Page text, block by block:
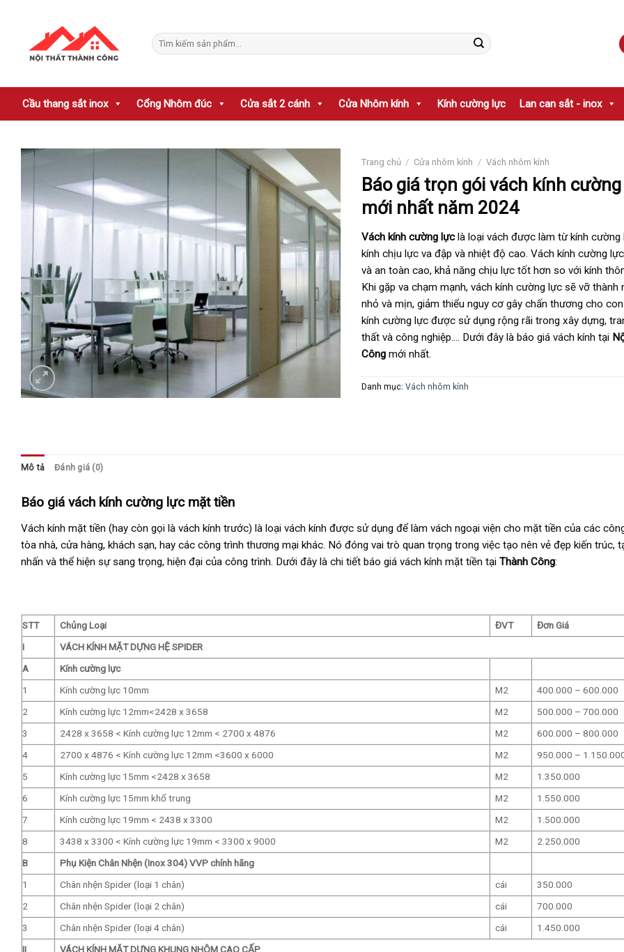
Tìm
kiếm:
Cầu thang sắt inox Cổng Nhôm đúc Cửa sắt 2 cánh Cửa Nhôm kính Kính cường lực Lan can sắt - inox
Trang chủ / Cửa nhôm kính / Vách nhôm kính
Báo giá trọn gói vách kính
mới nhất năm 2024
Vách kính cường lựclà loại vách được làm từ kính cường
kính chịu lực va đập và nhiệt độ cao. Vách kính cường
và an toàn cao, khả năng chịu lực tốt hơn so với kính
Khi gặp va chạm mạnh, vách kính cường lực sẽ vỡ thành
nhỏ và mịn, giảm thiểu nguy cơ gây chấn thương cho
kính cường lực được sử dụng rộng rãi trong xây dựng,
thất và công nghiệp.… Dưới đây là báo giá vách kính tại
Côngmới nhất.
Danh mục: Vách nhôm kính
Mô tả Đánh giá (0)
Báo giá vách kính cường lực mặt tiền
Vách kính mặt tiền (hay còn gọi là vách kính trước) là loại vách kính được sử dụng để làm vách ngoại viện cho mặt tiền của các
tòa nhà, cửa hàng, khách sạn, hay các công trình thương mại khác. Nó đóng vai trò quan trọng trong việc tạo nên vẻ đẹp kiến trúc,
nhấn và thể hiện sự sang trọng, hiện đại của công trình. Dưới đây là chi tiết báo giá vách kính mặt tiền tại Thành Công:
STT Chủng Loại ĐVT
Đơn Giá
I
VÁCH KÍNH MẶT DỰNG HỆ SPIDER
A
Kính cường lực
1
Kính cường lực 10mm M2
400.000 – 600.000
2
Kính cường lực 12mm<2428 x 3658 M2
500.000 – 700.000
3
2428 x 3658 < Kính cường lực 12mm < 2700 x 4876 M2
600.000 – 800.000
4
2700 x 4876 < Kính cường lực 12mm <3600 x 6000 M2
950.000 –
5
Kính cường lực 15mm <2428 x 3658 M2
1.350.000
6
Kính cường lực 15mm khổ trung M2
1.550.000
7
Kính cường lực 19mm < 2438 x 3300 M2
1.500.000
8
3438 x 3300 < Kính cường lực 19mm < 3300 x 9000 M2
2.250.000
B
Phụ Kiện Chân Nhện (Inox 304) VVP chính hãng
1
Chân nhện Spider (loại 1 chân) cái
350.000
2
Chân nhện Spider (loại 2 chân) cái
700.000
3
Chân nhện Spider (loại 4 chân) cái
1.450.000
II
VÁCH KÍNH MẶT DỰNG KHUNG NHÔM CAO CẤP